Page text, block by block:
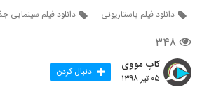
دانلود فیلم پاستاریونی
دانلود فیلم سینمایی
۳۴۸
کاپ مووی
۰۵ تیر ۱۳۹۸ دنبال کردن